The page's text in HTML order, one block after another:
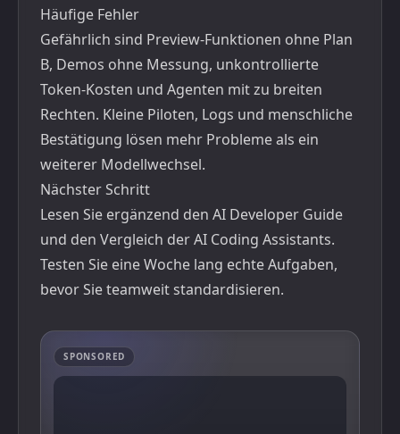
Häufige Fehler
Gefährlich sind Preview-Funktionen ohne Plan
B, Demos ohne Messung, unkontrollierte
Token-Kosten und Agenten mit zu breiten
Rechten. Kleine Piloten, Logs und menschliche
Bestätigung lösen mehr Probleme als ein
weiterer Modellwechsel.
Nächster Schritt
Lesen Sie ergänzend den AI Developer Guide
und den Vergleich derAI Coding Assistants.
Testen Sie eine Woche lang echte Aufgaben,
bevor Sie teamweit standardisieren.
SPONSORED